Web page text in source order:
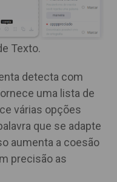
Texto.
detecta com
uma lista de
várias opções
que se adapte
aumenta a coesão
precisão as